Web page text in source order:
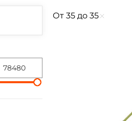
от 35 до 35